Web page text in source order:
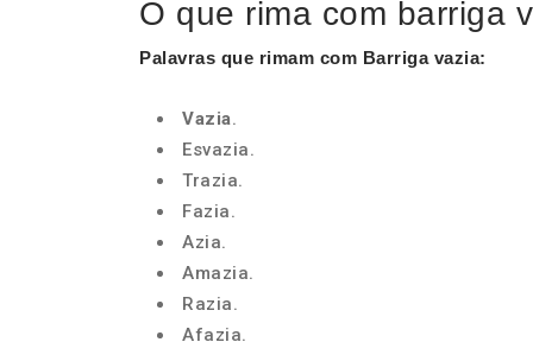
O que rima com barriga
Palavras que rimam com Barriga vazia:
Vazia.
Esvazia.
Trazia.
Fazia.
Azia.
Amazia.
Razia.
Afazia.